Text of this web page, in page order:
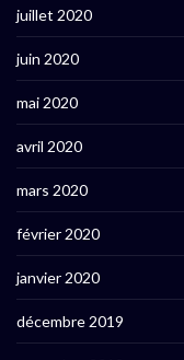
juillet 2020
juin 2020
mai 2020
avril 2020
mars 2020
février 2020
janvier 2020
décembre 2019